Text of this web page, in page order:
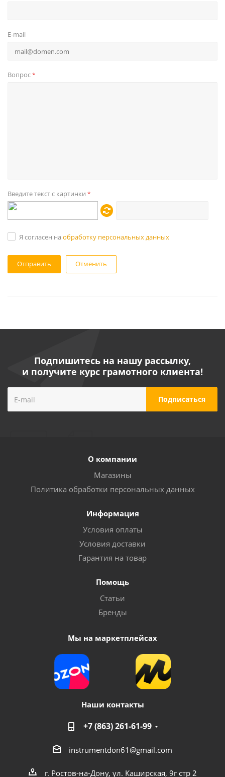
E-mail
Вопрос*
Введите текст с картинки *
Я согласен на обработку персональных данных
Отменить
Подпишитесь на нашу рассылку,
и получите курс грамотного клиента!
О компании
Магазины
Политика обработки персональных данных
Информация
Условия оплаты
Условия доставки
Гарантия на товар
Помощь
Статьи
Бренды
Мы на маркетплейсах
Наши контакты
+7 (863) 261-61-99
instrumentdon61@gmail.com
г. Ростов-на-Дону, ул. Каширская, 9г стр 2